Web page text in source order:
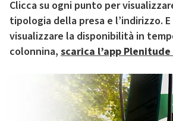
Clicca su ogni punto per
tipologia della presa e l’indirizzo.
visualizzare la disponibilità in
colonnina, scarica l’app